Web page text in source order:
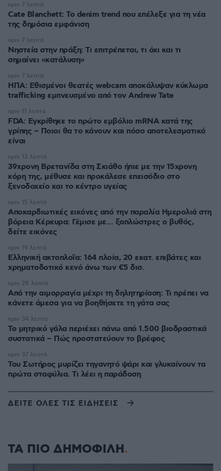
Cate Blanchett: Το denim trend που επέλεξε για τη νέα
της δημόσια εμφάνιση
πριν 7 λεπτά
Νηστεία στην πράξη: Τι επιτρέπεται, τι όχι και τι
σημαίνει «κατάλυση»
πριν 7 λεπτά
ΗΠΑ: Εθισμένοι θεατές webcam αποκάλυψαν κύκλωμα
trafficking εμπνευσμένο από τον Andrew Tate
πριν 7 λεπτά
FDA: Εγκρίθηκε το πρώτο εμβόλιο mRNA κατά της
γρίπης – Ποιοι θα το κάνουν και πόσο αποτελεσματικό
είναι
πριν 11 λεπτά
39χρονη Βρετανίδα στη Σκιάθο ήπιε με την 15χρονη
κόρη της, μέθυσε και προκάλεσε επεισόδιο στο
ξενοδοχείο και το κέντρο υγείας
πριν 13 λεπτά
Αποκαρδιωτικές εικόνες από την παραλία Ημερολιά στη
βόρεια Κέρκυρα: Γέμισε με... ξαπλώστρες ο βυθός,
δείτε εικόνες
πριν 15 λεπτά
Ελληνική ακτοπλοΐα: 164 πλοία, 20 εκατ. επιβάτες και
χρηματοδοτικό κενό άνω των €5 δισ.
πριν 19 λεπτά
Από την αιμορραγία μέχρι τη δηλητηρίαση: Τι πρέπει να
κάνετε άμεσα για να βοηθήσετε τη γάτα σας
πριν 28 λεπτά
Το μητρικό γάλα περιέχει πάνω από 1.500 βιοδραστικά
συστατικά – Πώς προστατεύουν το βρέφος
πριν 34 λεπτά
Του Σωτήρος μυρίζει τηγανητό ψάρι και γλυκαίνουν τα
πρώτα σταφύλια. Τι λέει η παράδοση
πριν 37 λεπτά
ΔΕΙΤΕ ΟΛΕΣ ΤΙΣ ΕΙΔΗΣΕΙΣ
ΤΑ ΠΙΟ ΔΗΜΟΦΙΛΗ